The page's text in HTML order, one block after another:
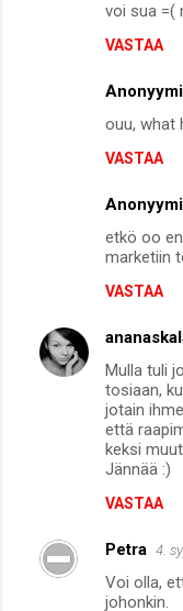
voi sua =(
VASTAA
Anonyymi
ouu, what
VASTAA
Anonyymi
etkö oo
marketiin
VASTAA
Mulla tuli
tosiaan,
jotain
että
keksi
Jännää :)
VASTAA
Petra 4.
Voi olla,
johonkin.